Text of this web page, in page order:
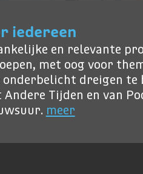
iedereen
en relevante
met oog voor
onderbelicht dreigen te
Tijden en van
meer